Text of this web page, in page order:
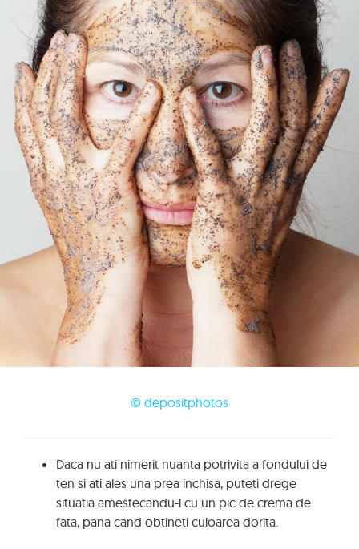
© depositphotos
Daca nu ati nimerit nuanta potrivita a fondului de
ten si ati ales una prea inchisa, puteti drege
situatia amestecandu-l cu un pic de crema de
fata, pana cand obtineti culoarea dorita.